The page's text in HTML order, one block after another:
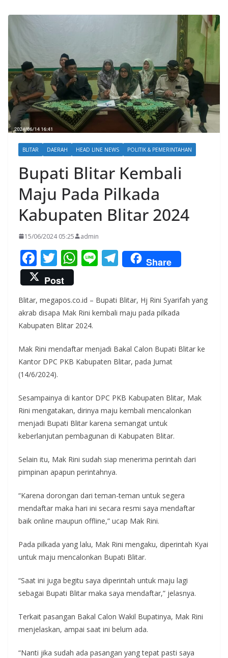
BLITAR DAERAH HEAD LINE NEWS POLITIK & PEMERINTAHAN
Bupati Blitar Kembali
Maju Pada Pilkada
Kabupaten Blitar 2024
15/06/2024 05:25 admin
F
ac
e
b
o
k
T
w
itt
er
W
s
A
p
Li T
el
gr
a
Share
Post
Blitar, megapos.co.id – Bupati Blitar, Hj Rini Syarifah yang
akrab disapa Mak Rini kembali maju pada pilkada
Kabupaten Blitar 2024.
Mak Rini mendaftar menjadi Bakal Calon Bupati Blitar ke
Kantor DPC PKB Kabupaten Blitar, pada Jumat
(14/6/2024).
Sesampainya di kantor DPC PKB Kabupaten Blitar, Mak
Rini mengatakan, dirinya maju kembali mencalonkan
menjadi Bupati Blitar karena semangat untuk
keberlanjutan pembagunan di Kabupaten Blitar.
Selain itu, Mak Rini sudah siap menerima perintah dari
pimpinan apapun perintahnya.
“Karena dorongan dari teman-teman untuk segera
mendaftar maka hari ini secara resmi saya mendaftar
baik online maupun offline,” ucap Mak Rini.
Pada pilkada yang lalu, Mak Rini mengaku, diperintah Kyai
untuk maju mencalonkan Bupati Blitar.
“Saat ini juga begitu saya diperintah untuk maju lagi
sebagai Bupati Blitar maka saya mendaftar,” jelasnya.
Terkait pasangan Bakal Calon Wakil Bupatinya, Mak Rini
menjelaskan, ampai saat ini belum ada.
“Nanti jika sudah ada pasangan yang tepat pasti saya